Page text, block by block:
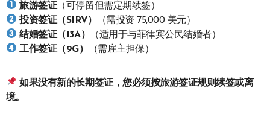
旅游签证（可停留但需定期续签）
投资签证（SIRV）
（需投资 75,000 美元）
结婚签证（13A）
（适用于与菲律宾公民结婚者）
工作签证（9G）
（需雇主担保）
如果没有新的长期签证，您必须按旅游签证规则续签或离
境。